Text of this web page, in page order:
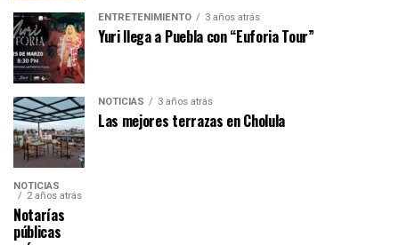
ENTRETENIMIENTO 3 años atrás
Yuri llega a Puebla con “Euforia Tour”
NOTICIAS 3 años atrás
Las mejores terrazas en Cholula
NOTICIAS
2 años atrás
Notarías
públicas